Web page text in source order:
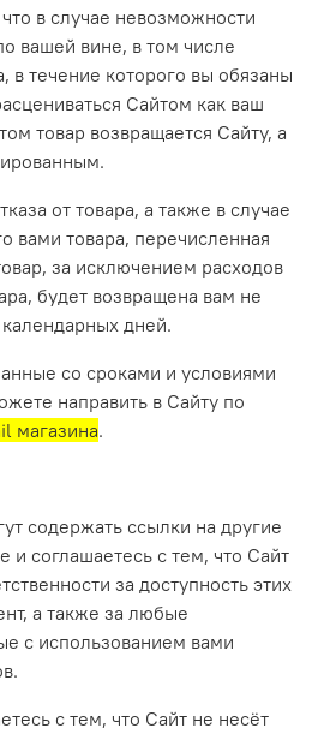
в случае невозможности
вашей вине, в том числе
в течение которого вы обязаны
Сайтом как ваш
товар возвращается Сайту, а
от товара, а также в случае
вами товара, перечисленная
за исключением расходов
будет возвращена вам не
дней.
со сроками и условиями
направить в Сайту по
магазина.
содержать ссылки на другие
и соглашаетесь с тем, что Сайт
за доступность этих
а также за любые
с использованием вами
с тем, что Сайт не несёт